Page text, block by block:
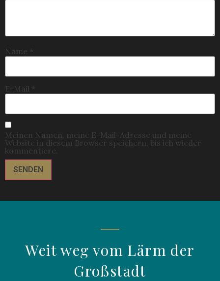
Name *
E-Mail *
Meinen Namen, meine E-Mail-Adresse und meine
Website in diesem Browser speichern, bis ich wieder
kommentiere.
Weit weg vom Lärm der
Großstadt